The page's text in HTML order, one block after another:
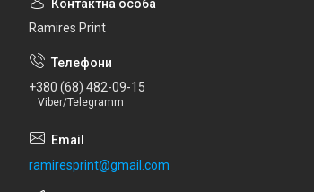
Ramires Print
+380 (68) 482-09-15
Viber/Telegramm
ramiresprint@gmail.com